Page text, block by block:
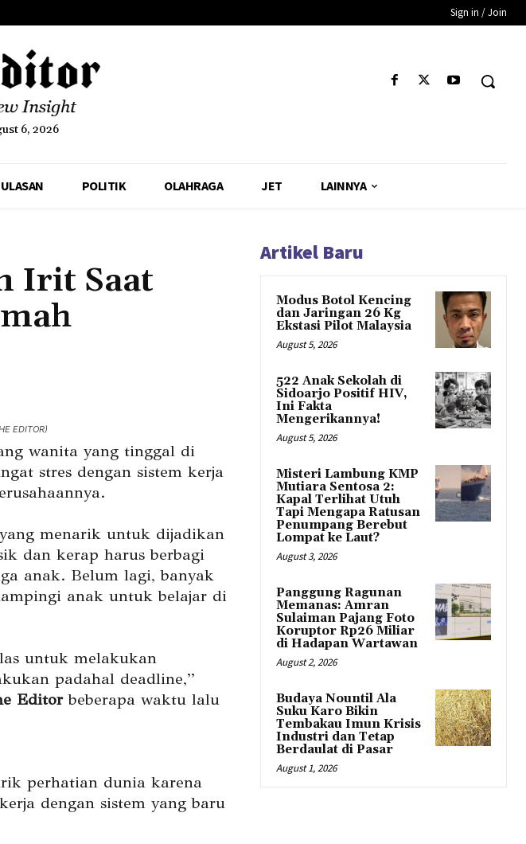
Sign in / Join
6, 2026
ULASAN POLITIK OLAHRAGA JET LAINNYA
Irit Saat
EDITOR)
wanita yang tinggal di
stres dengan sistem kerja
menarik untuk dijadikan
dan kerap harus berbagi
anak. Belum lagi, banyak
anak untuk belajar di
untuk melakukan
padahal deadline,”
Editorbeberapa waktu lalu
perhatian dunia karena
dengan sistem yang baru
Artikel Baru
Modus Botol Kencing
dan Jaringan 26 Kg
Ekstasi Pilot Malaysia
August 5, 2026
522 Anak Sekolah di
Sidoarjo Positif HIV,
Ini Fakta
Mengerikannya!
August 5, 2026
Misteri Lambung KMP
Mutiara Sentosa 2:
Kapal Terlihat Utuh
Tapi Mengapa Ratusan
Penumpang Berebut
Lompat ke Laut?
August 3, 2026
Panggung Ragunan
Memanas: Amran
Sulaiman Pajang Foto
Koruptor Rp26 Miliar
di Hadapan Wartawan
August 2, 2026
Budaya Nountil Ala
Suku Karo Bikin
Tembakau Imun Krisis
Industri dan Tetap
Berdaulat di Pasar
August 1, 2026